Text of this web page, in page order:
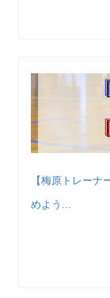
【梅原トレー
めよう...